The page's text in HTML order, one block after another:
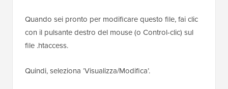
Quando sei pronto per modificare questo file, fai clic
con il pulsante destro del mouse (o Control-clic) sul
file .htaccess.
Quindi, seleziona ‘Visualizza/Modifica’.